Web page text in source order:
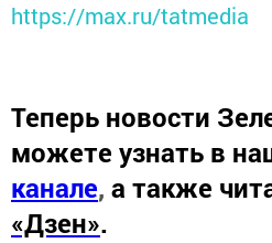
https://max.ru/tatmedia
Теперь новости
можете узнать в
канале, а также
«Дзен».